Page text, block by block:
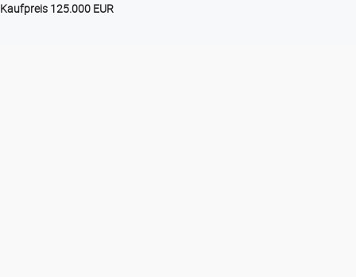
Kaufpreis 125.000 EUR